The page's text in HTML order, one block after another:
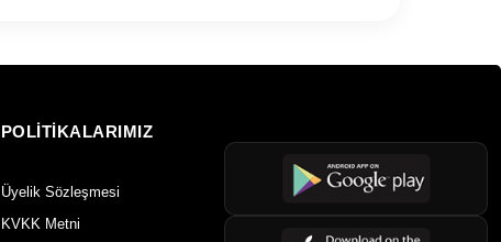
POLİTİKALARIMIZ
Üyelik Sözleşmesi
KVKK Metni